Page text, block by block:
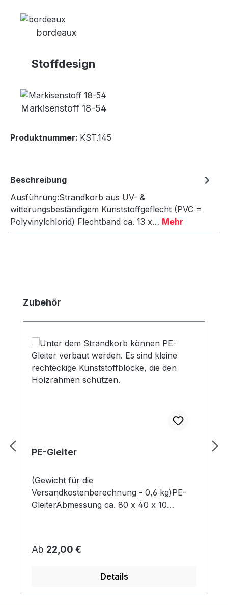
bordeaux
Stoffdesign
Markisenstoff 18-54
Produktnummer: KST.145
Beschreibung
Ausführung:Strandkorb aus UV- &
witterungsbeständigem Kunststoffgeflecht (PVC =
Polyvinylchlorid) Flechtband ca. 13 x… Mehr
Produktgalerie überspringen
Zubehör
PE-Gleiter
(Gewicht für die
Versandkostenberechnung - 0,6 kg)PE-
GleiterAbmessung ca. 80 x 40 x 10
Regulärer Preis:
Ab 22,00 €
Details